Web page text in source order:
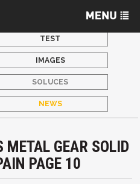
TEST
IMAGES
SOLUCES
NEWS
METAL GEAR SOLID
PAGE 10